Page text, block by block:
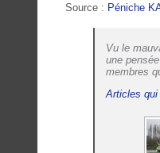
Source : Péniche
Vu le
une
membres
Articles